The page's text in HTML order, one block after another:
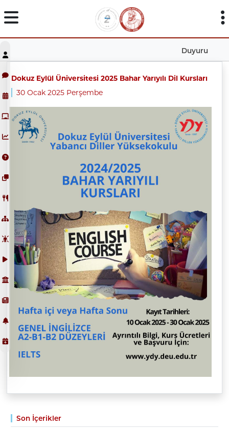
Duyuru
Son İçerikler
Dokuz Eylül Üniversitesi 2025 Bahar Yarıyılı Dil Kursları
30 Ocak 2025 Perşembe